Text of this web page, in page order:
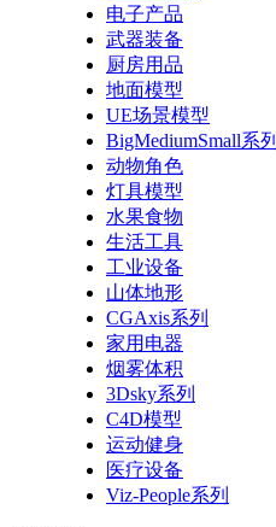
电子产品
武器装备
厨房用品
地面模型
UE场景模型
BigMediumSmall系列
动物角色
灯具模型
水果食物
生活工具
工业设备
山体地形
CGAxis系列
家用电器
烟雾体积
3Dsky系列
C4D模型
运动健身
医疗设备
Viz-People系列